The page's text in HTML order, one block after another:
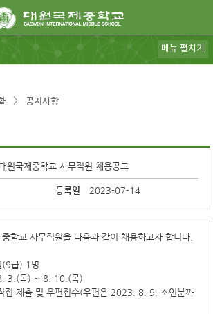
메뉴 펼치기
> 공지사항
원국제중학교 사무직원 채용공고
등록일 2023-07-14
학교 사무직원을 다음과 같이 채용하고자 합니다.
(9급) 1명
3.(목) ~ 8. 10.(목)
접 제출 및 우편접수(우편은 2023. 8. 9. 소인분까